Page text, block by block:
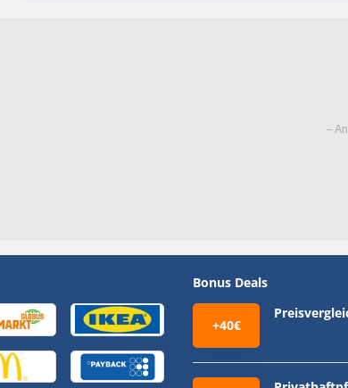
Bonus Deals
+40€